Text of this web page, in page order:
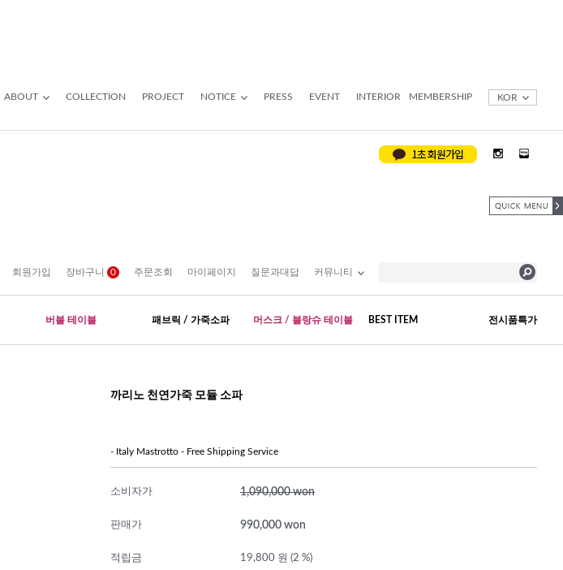
ABOUT COLLECTION PROJECT NOTICE PRESS EVENT INTERIOR MEMBERSHIP KOR
회원가입 장바구니 0 주문조회 마이페이지 질문과대답 커뮤니티
버블 테이블 패브릭 / 가죽소파 머스크 / 블랑슈 테이블 BEST ITEM 전시품특가
까리노 천연가죽 모듈 소파
- Italy Mastrotto - Free Shipping Service
소비자가 1,090,000 won
판매가 990,000 won
적립금 19,800 원 (2 %)